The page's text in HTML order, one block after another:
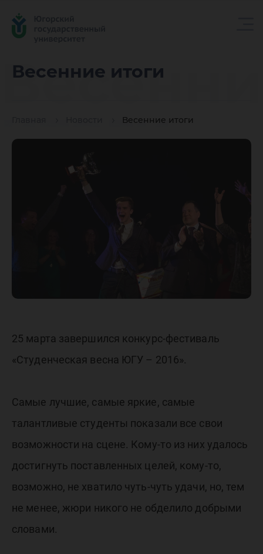
Весенние итоги
Весенние итоги
итоги
25 марта завершился конкурс-фестиваль
«Студенческая весна ЮГУ – 2016».
Самые лучшие, самые яркие, самые
талантливые студенты показали все свои
возможности на сцене. Кому-то из них удалось
достигнуть поставленных целей, кому-то,
возможно, не хватило чуть-чуть удачи, но, тем
не менее, жюри никого не обделило добрыми
словами.